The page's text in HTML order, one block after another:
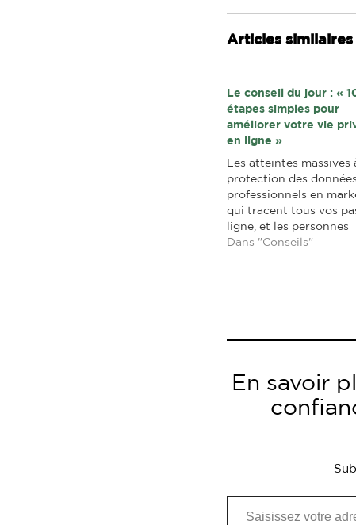
Articles similaires
Le conseil du jour : «
étapes simples pour
améliorer votre vie
en ligne »
Les atteintes massives
protection des
professionnels en
qui tracent tous vos
ligne, et les personnes
louches qui parcourent
a…
Dans "Conseils"
En savoir
Saisissez votre adresse e-mail…